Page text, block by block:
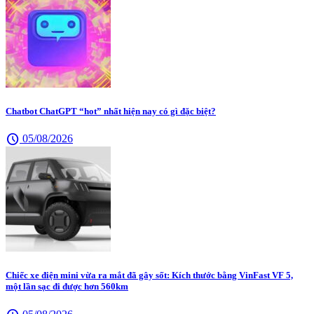
Chatbot ChatGPT “hot” nhất hiện nay có gì đặc biệt?
schedule 05/08/2026
Chiếc xe điện mini vừa ra mắt đã gây sốt: Kích thước bằng VinFast VF 5,
một lần sạc đi được hơn 560km